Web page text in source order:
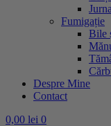
Fumigație
Bile
Despre Mine
Contact
0,00 lei 0